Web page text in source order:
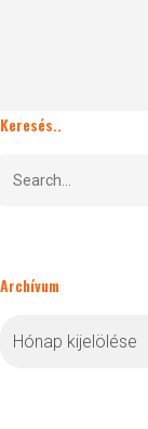
Keresés..
Archívum